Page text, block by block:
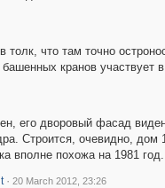
толк, что там точно
кранов
его дворовый фасад
Строится, очевидно,
вполне похожа на 1981 год.
· 20 March 2012, 23:26